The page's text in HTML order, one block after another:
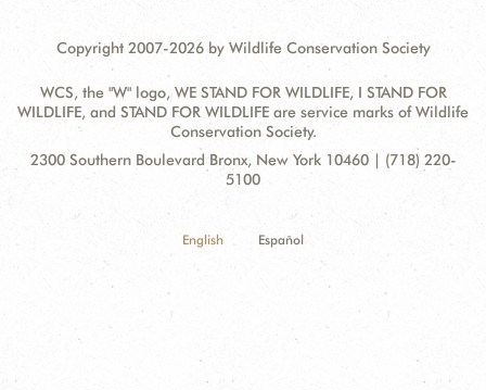
Copyright 2007-2026 by Wildlife Conservation Society
WCS, the "W" logo, WE STAND FOR WILDLIFE, I STAND FOR
WILDLIFE, and STAND FOR WILDLIFE are service marks of Wildlife
Conservation Society.
Contact
Address:
2300 Southern Boulevard Bronx, New York 10460 | (718) 220-
5100
English Español